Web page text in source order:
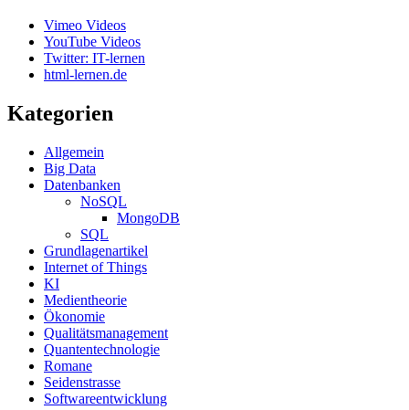
Vimeo Videos
YouTube Videos
Twitter: IT-lernen
html-lernen.de
Kategorien
Allgemein
Big Data
Datenbanken
NoSQL
MongoDB
SQL
Grundlagenartikel
Internet of Things
KI
Medientheorie
Ökonomie
Qualitätsmanagement
Quantentechnologie
Romane
Seidenstrasse
Softwareentwicklung